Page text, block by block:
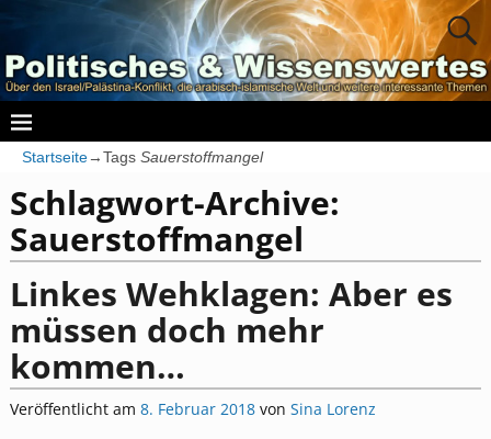
Startseite→Tags Sauerstoffmangel
Schlagwort-Archive:
Sauerstoffmangel
Linkes Wehklagen: Aber es
müssen doch mehr
kommen…
Veröffentlicht am 8. Februar 2018 von Sina Lorenz